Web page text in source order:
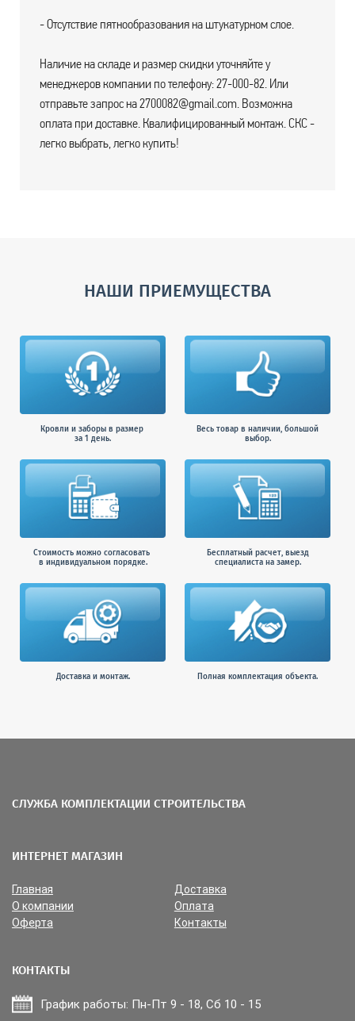
- Отсутствие пятнообразования на штукатурном слое.
Наличие на складе и размер скидки уточняйте у
менеджеров компании по телефону: 27-000-82. Или
отправьте запрос на 2700082@gmail.com. Возможна
оплата при доставке. Квалифицированный монтаж. СКС -
легко выбрать, легко купить!
НАШИ ПРИЕМУЩЕСТВА
Кровли и заборы в размер
за 1 день.
Весь товар в наличии, большой
выбор.
Стоимость можно согласовать
в индивидуальном порядке.
Бесплатный расчет, выезд
специалиста на замер.
Доставка и монтаж. Полная комплектация объекта.
СЛУЖБА КОМПЛЕКТАЦИИ СТРОИТЕЛЬСТВА
ИНТЕРНЕТ МАГАЗИН
Главная
Доставка
О компании
Оплата
Оферта
Контакты
КОНТАКТЫ
График работы: Пн-Пт 9 - 18, Сб 10 - 15